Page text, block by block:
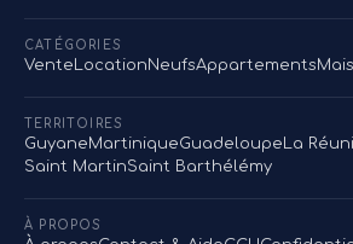
CATÉGORIES
Vente LocationNeufsAppartements
TERRITOIRES
GuyaneMartiniqueGuadeloupe La
Saint MartinSaint Barthélémy
À PROPOS